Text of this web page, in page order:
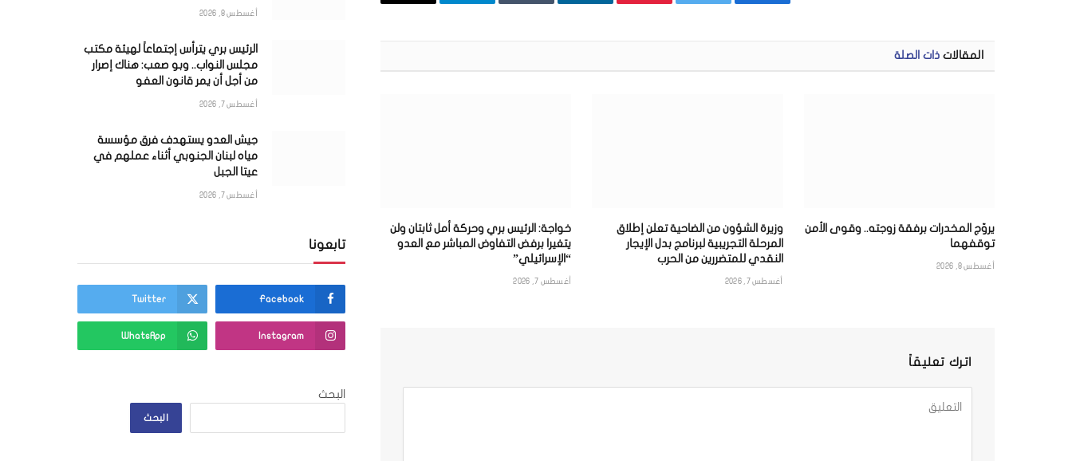
المقالات ذات الصلة
يروّج المخدرات برفقة زوجته.. وقوى الأمن
توقفهما
أغسطس 8, 2026
وزيرة الشؤون من الضاحية تعلن إطلاق
المرحلة التجريبية لبرنامج بدل الإيجار
النقدي للمتضررين من الحرب
أغسطس 7, 2026
خواجة: الرئيس بري وحركة أمل ثابتان ولن
يتغيرا برفض التفاوض المباشر مع العدو
“الإسرائيلي”
أغسطس 7, 2026
اترك تعليقاً
أغسطس 8, 2026
الرئيس بري يترأس إجتماعاً لهيئة مكتب
مجلس النواب.. وبو صعب: هناك إصرار
من أجل أن يمر قانون العفو
أغسطس 7, 2026
جيش العدو يستهدف فرق مؤسسة
مياه لبنان الجنوبي أثناء عملهم في
عيتا الجبل
أغسطس 7, 2026
تابعونا
Facebook
Twitter
Instagram
WhatsApp
البحث
البحث